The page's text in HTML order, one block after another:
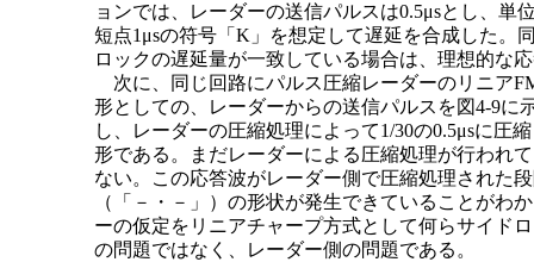
ョンでは、レーダーの送信パルスは0.5μsとし、単
短点1μsの符号「K」を想定して遅延を合成した。
ロックの遅延量が一致している場合は、理想的な
次に、同じ回路にパルス圧縮レーダーのリニア
形としての、レーダーからの送信パルスを図4-9に
し、レーダーの圧縮処理によって1/30の0.5μsに圧
形である。まだレーダーによる圧縮処理が行われ
ない。この応答波がレーダー側で圧縮処理された
（「－・－」）の形状が発生できていることがわ
ーの仮定をリニアチャープ方式として何らサイド
の問題ではなく、レーダー側の問題である。